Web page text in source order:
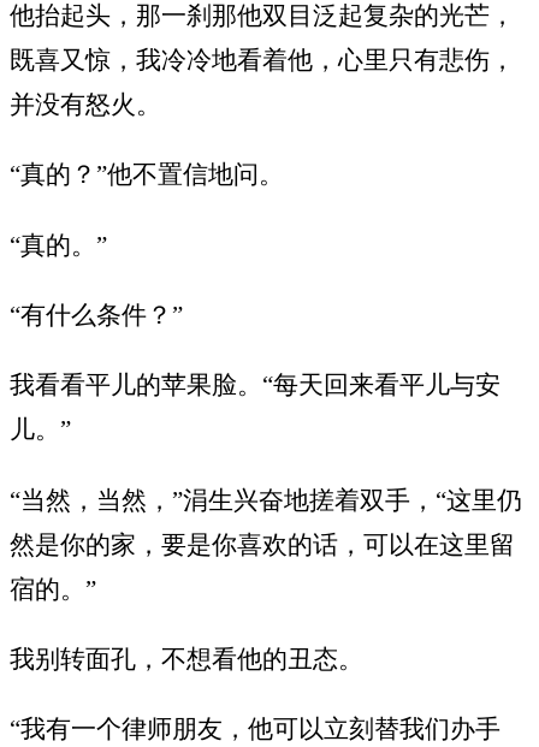
他抬起头，那一刹那他双目泛起复杂的光芒，
既喜又惊，我冷冷地看着他，心里只有悲伤，
并没有怒火。
“真的？”他不置信地问。
“真的。”
“有什么条件？”
我看看平儿的苹果脸。“每天回来看平儿与安
儿。”
“当然，当然，”涓生兴奋地搓着双手，“这里仍
然是你的家，要是你喜欢的话，可以在这里留
宿的。”
我别转面孔，不想看他的丑态。
“我有一个律师朋友，他可以立刻替我们办手